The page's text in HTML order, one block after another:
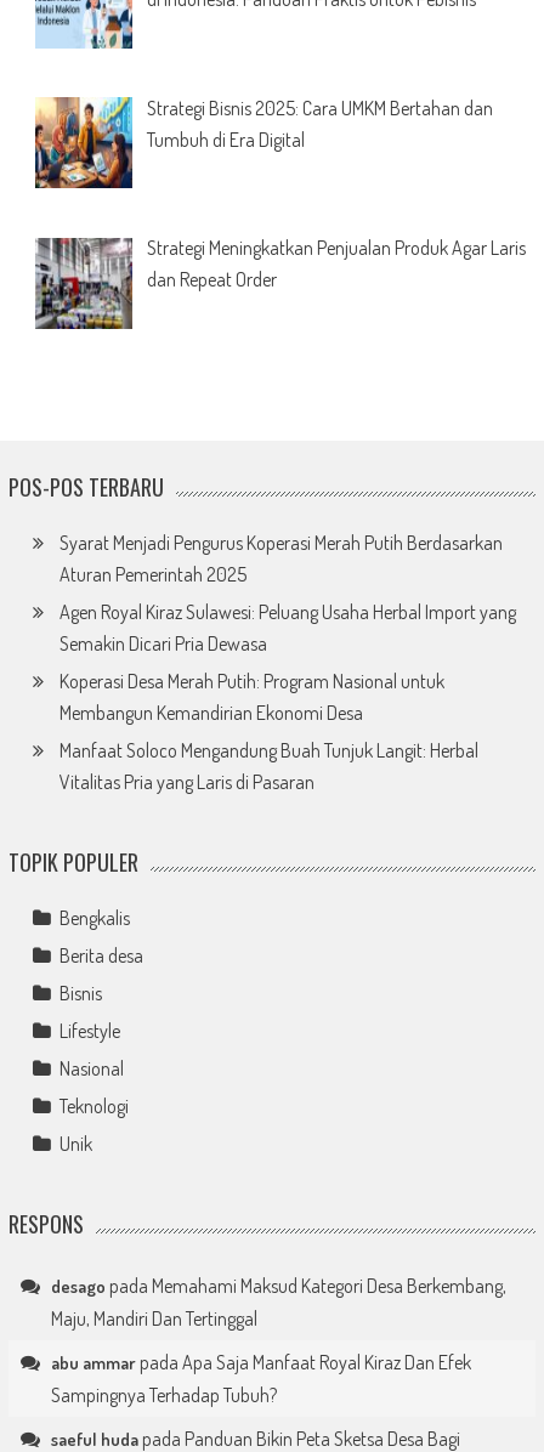
Strategi Bisnis 2025: Cara UMKM Bertahan dan
Tumbuh di Era Digital
Strategi Meningkatkan Penjualan Produk Agar Laris
dan Repeat Order
POS-POS TERBARU
Syarat Menjadi Pengurus Koperasi Merah Putih Berdasarkan
Aturan Pemerintah 2025
Agen Royal Kiraz Sulawesi: Peluang Usaha Herbal Import yang
Semakin Dicari Pria Dewasa
Koperasi Desa Merah Putih: Program Nasional untuk
Membangun Kemandirian Ekonomi Desa
Manfaat Soloco Mengandung Buah Tunjuk Langit: Herbal
Vitalitas Pria yang Laris di Pasaran
TOPIK POPULER
Bengkalis
Berita desa
Bisnis
Lifestyle
Nasional
Teknologi
Unik
RESPONS
desago pada Memahami Maksud Kategori Desa Berkembang,
Maju, Mandiri Dan Tertinggal
abu ammarpada Apa Saja Manfaat Royal Kiraz Dan Efek
Sampingnya Terhadap Tubuh?
saeful hudapada Panduan Bikin Peta Sketsa Desa Bagi